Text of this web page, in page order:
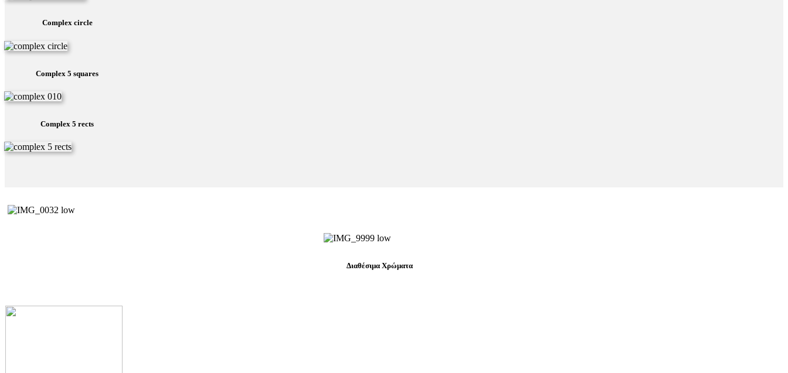
Complex circle
Complex 5 squares
Complex 5 rects
Διαθέσιμα Χρώματα